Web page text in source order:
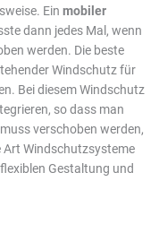
Ein mobiler
dann jedes Mal, wenn
werden. Die beste
Windschutz für
Bei diesem Windschutz
so dass man
verschoben werden,
Art Windschutzsysteme
Gestaltung und